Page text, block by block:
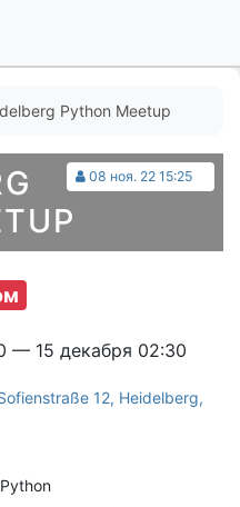
Python Meetup
08 ноя. 22 15:25
— 15 декабря 02:30
12, Heidelberg,